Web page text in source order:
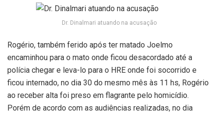
Dr. Dinalmari atuando na acusação
Rogério, também ferido após ter matado Joelmo
encaminhou para o mato onde ficou desacordado até a
polícia chegar e leva-lo para o HRE onde foi socorrido e
ficou internado, no dia 30 do mesmo mês às 11 hs, Rogério
ao receber alta foi preso em flagrante pelo homicídio.
Porém de acordo com as audiências realizadas, no dia